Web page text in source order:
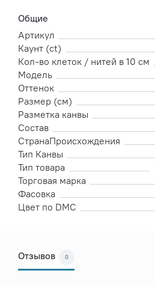
Общие
Артикул
Каунт (ct)
Кол-во клеток / нитей в 10 см
Модель
Оттенок
Размер (см)
Разметка канвы
Состав
СтранаПроисхождения
Тип Канвы
Тип товара
Торговая марка
Фасовка
Цвет по DMC
Отзывов 0